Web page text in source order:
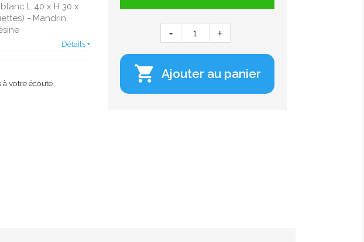
L 40 x H 30 x
- Mandrin
Détails +
à votre écoute
 Ajouter au panier